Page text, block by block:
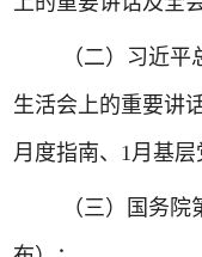
（二）习近
生活会上的重要讲
月度指南、 1月基层
（三）国务